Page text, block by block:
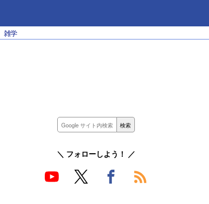
雑学
＼ フォローしよう！ ／